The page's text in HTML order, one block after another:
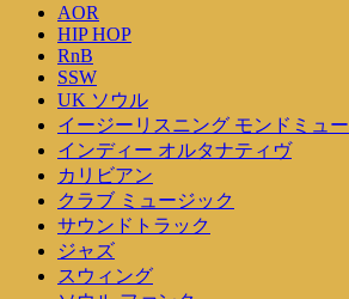
AOR
HIP HOP
RnB
SSW
UK ソウル
イージーリスニング モンドミュ
インディー オルタナティヴ
カリビアン
クラブ ミュージック
サウンドトラック
ジャズ
スウィング